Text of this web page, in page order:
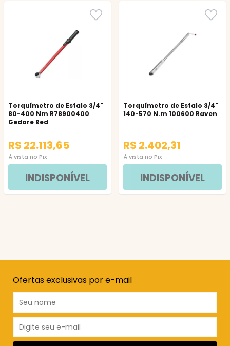
Torquímetro de Estalo 3/4"
80-400 Nm R78900400
Gedore Red
R$ 22.113,65
À vista no Pix
INDISPONÍVEL
Torquímetro de Estalo 3/4"
140-570 N.m 100600 Raven
R$ 2.402,31
À vista no Pix
INDISPONÍVEL
Ofertas exclusivas por e-mail